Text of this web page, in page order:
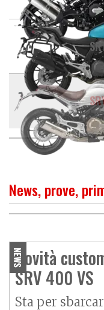
News, prove,
OQJ Motor
facile
NEWS
Novità
SRV 400 VS
Sta per